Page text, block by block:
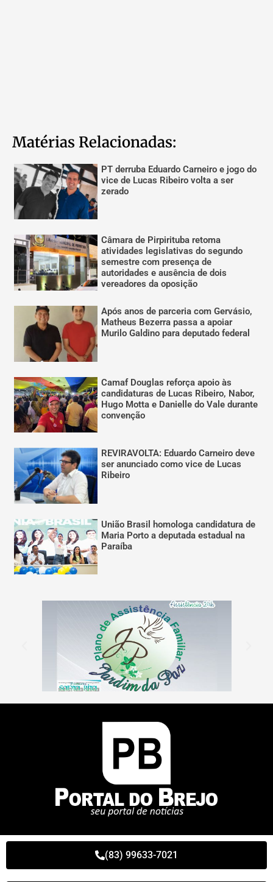
Matérias Relacionadas:
PT derruba Eduardo Carneiro e jogo do
vice de Lucas Ribeiro volta a ser
zerado
Câmara de Pirpirituba retoma
atividades legislativas do segundo
semestre com presença de
autoridades e ausência de dois
vereadores da oposição
Após anos de parceria com Gervásio,
Matheus Bezerra passa a apoiar
Murilo Galdino para deputado federal
Camaf Douglas reforça apoio às
candidaturas de Lucas Ribeiro, Nabor,
Hugo Motta e Danielle do Vale durante
convenção
REVIRAVOLTA: Eduardo Carneiro deve
ser anunciado como vice de Lucas
Ribeiro
União Brasil homologa candidatura de
Maria Porto a deputada estadual na
Paraíba
(83) 99633-7021